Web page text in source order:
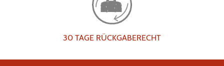
30 TAGE RÜCKGABERECHT